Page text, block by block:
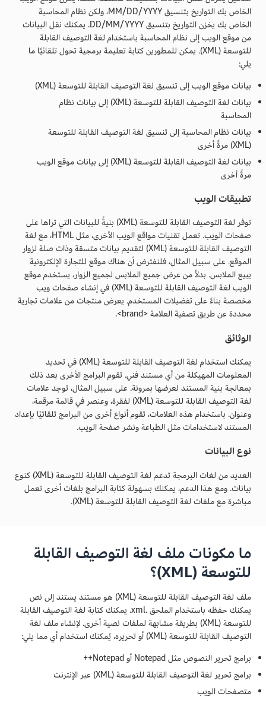
الخاص بك التواريخ بتنسيق MM/DD/YYYY، ولكن نظام المحاسبة
الخاص بك يخزن التواريخ بتنسيق DD/MM/YYYY. يمكنك نقل البيانات
من موقع الويب إلى نظام المحاسبة باستخدام لغة التوصيف القابلة
للتوسعة (XML). يمكن للمطورين كتابة تعليمة برمجية تحول تلقائيًا ما
يلي:
بيانات موقع الويب إلى تنسيق لغة التوصيف القابلة للتوسعة (XML)
بيانات لغة التوصيف القابلة للتوسعة (XML) إلى بيانات نظام
المحاسبة
بيانات نظام المحاسبة إلى تنسيق لغة التوصيف القابلة للتوسعة
(XML) مرةً أخرى
بيانات لغة التوصيف القابلة للتوسعة (XML) إلى بيانات موقع الويب
مرةً أخرى
تطبيقات الويب
توفر لغة التوصيف القابلة للتوسعة (XML) بنيةً للبيانات التي تراها على
صفحات الويب. تعمل تقنيات مواقع الويب الأخرى، مثل HTML، مع لغة
التوصيف القابلة للتوسعة (XML) لتقديم بيانات متسقة وذات صلة لزوار
الموقع. على سبيل المثال، فلنفترض أن هناك موقع للتجارة الإلكترونية
يبيع الملابس. بدلاً من عرض جميع الملابس لجميع الزوار، يستخدم موقع
الويب لغة التوصيف القابلة للتوسعة (XML) في إنشاء صفحات ويب
مخصصة بناءً على تفضيلات المستخدم. يعرض منتجات من علامات تجارية
محددة عن طريق تصفية العلامة <brand>.
الوثائق
يمكنك استخدام لغة التوصيف القابلة للتوسعة (XML) في تحديد
المعلومات المهيكلة من أي مستند فني. تقوم البرامج الأخرى بعد ذلك
بمعالجة بنية المستند لعرضها بمرونة. على سبيل المثال، توجد علامات
لغة التوصيف القابلة للتوسعة (XML) لفقرة، وعنصر في قائمة مرقمة،
وعنوان. باستخدام هذه العلامات، تقوم أنواع أخرى من البرامج تلقائيًا بإعداد
المستند لاستخدامات مثل الطباعة ونشر صفحة الويب.
نوع البيانات
العديد من لغات البرمجة تدعم لغة التوصيف القابلة للتوسعة (XML) كنوع
بيانات. ومع هذا الدعم، يمكنك بسهولة كتابة البرامج بلغات أخرى تعمل
مباشرة مع ملفات لغة التوصيف القابلة للتوسعة (XML).
ما مكونات ملف لغة التوصيف القابلة
للتوسعة (XML)؟
ملف لغة التوصيف القابلة للتوسعة (XML) هو مستند يستند إلى نص
يمكنك حفظه باستخدام الملحق .xml. يمكنك كتابة لغة التوصيف القابلة
للتوسعة (XML) بطريقة مشابهة لملفات نصية أخرى. لإنشاء ملف لغة
التوصيف القابلة للتوسعة (XML) أو تحريره، يُمكنك استخدام أي مما يلي:
برامج تحرير النصوص مثل Notepad أو Notepad++
برامج تحرير لغة التوصيف القابلة للتوسعة (XML) عبر الإنترنت
متصفحات الويب